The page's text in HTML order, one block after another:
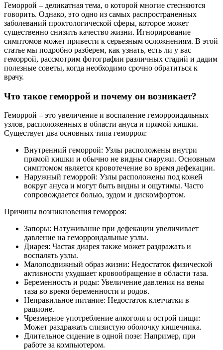
Геморрой – деликатная тема, о которой многие стесняются
говорить. Однако, это одно из самых распространенных
заболеваний проктологической сферы, которое может
существенно снизить качество жизни. Игнорирование
симптомов может привести к серьезным осложнениям. В этой
статье мы подробно разберем, как узнать, есть ли у вас
геморрой, рассмотрим фотографии различных стадий и дадим
полезные советы, когда необходимо срочно обратиться к
врачу.
Что такое геморрой и почему он возникает?
Геморрой – это увеличение и воспаление геморроидальных
узлов, расположенных в области ануса и прямой кишки.
Существует два основных типа геморроя:
Внутренний геморрой: Узлы расположены внутри
прямой кишки и обычно не видны снаружи. Основным
симптомом является кровотечение во время дефекации.
Наружный геморрой: Узлы расположены под кожей
вокруг ануса и могут быть видны и ощутимы. Часто
сопровождается болью, зудом и дискомфортом.
Причины возникновения геморроя:
Запоры: Натуживание при дефекации увеличивает
давление на геморроидальные узлы.
Диарея: Частая диарея также может раздражать и
воспалять узлы.
Малоподвижный образ жизни: Недостаток физической
активности ухудшает кровообращение в области таза.
Беременность и роды: Увеличение давления на вены
таза во время беременности и родов.
Неправильное питание: Недостаток клетчатки в
рационе.
Чрезмерное употребление алкоголя и острой пищи:
Может раздражать слизистую оболочку кишечника.
Длительное сидение в одной позе: Например, при
работе за компьютером.